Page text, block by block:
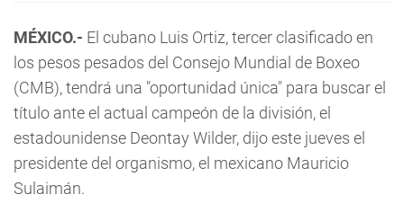
MÉXICO.- El cubano Luis Ortiz, tercer clasificado en
los pesos pesados del Consejo Mundial de Boxeo
(CMB), tendrá una "oportunidad única" para buscar el
título ante el actual campeón de la división, el
estadounidense Deontay Wilder, dijo este jueves el
presidente del organismo, el mexicano Mauricio
Sulaimán.